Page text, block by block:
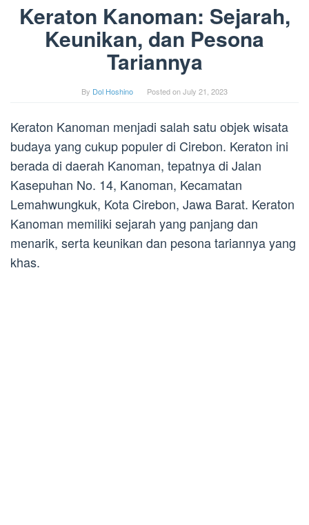
Keraton Kanoman: Sejarah,
Keunikan, dan Pesona
Tariannya
By Dol Hoshino Posted onJuly 21, 2023
Keraton Kanoman menjadi salah satu objek wisata
budaya yang cukup populer di Cirebon. Keraton ini
berada di daerah Kanoman, tepatnya di Jalan
Kasepuhan No. 14, Kanoman, Kecamatan
Lemahwungkuk, Kota Cirebon, Jawa Barat. Keraton
Kanoman memiliki sejarah yang panjang dan
menarik, serta keunikan dan pesona tariannya yang
khas.